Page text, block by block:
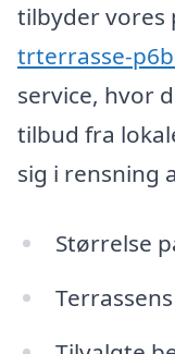
tilbyder vores
trterrasse-
service, hvor
tilbud fra
sig i rensning
Størrelse